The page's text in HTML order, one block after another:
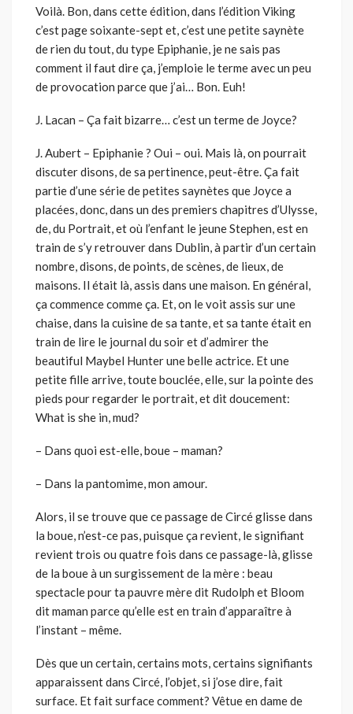
Voilà. Bon, dans cette édition, dans l’édition Viking
c’est page soixante-sept et, c’est une petite saynète
de rien du tout, du type Epiphanie, je ne sais pas
comment il faut dire ça, j’emploie le terme avec un peu
de provocation parce que j’ai… Bon. Euh!
J. Lacan – Ça fait bizarre… c’est un terme de Joyce?
J. Aubert – Epiphanie ? Oui – oui. Mais là, on pourrait
discuter disons, de sa pertinence, peut-être. Ça fait
partie d’une série de petites saynètes que Joyce a
placées, donc, dans un des premiers chapitres d’Ulysse,
de, du Portrait, et où l’enfant le jeune Stephen, est en
train de s’y retrouver dans Dublin, à partir d’un certain
nombre, disons, de points, de scènes, de lieux, de
maisons. Il était là, assis dans une maison. En général,
ça commence comme ça. Et, on le voit assis sur une
chaise, dans la cuisine de sa tante, et sa tante était en
train de lire le journal du soir et d’admirer the
beautiful Maybel Hunter une belle actrice. Et une
petite fille arrive, toute bouclée, elle, sur la pointe des
pieds pour regarder le portrait, et dit doucement:
What is she in, mud?
– Dans quoi est-elle, boue – maman?
– Dans la pantomime, mon amour.
Alors, il se trouve que ce passage de Circé glisse dans
la boue, n’est-ce pas, puisque ça revient, le signifiant
revient trois ou quatre fois dans ce passage-là, glisse
de la boue à un surgissement de la mère : beau
spectacle pour ta pauvre mère dit Rudolph et Bloom
dit maman parce qu’elle est en train d’apparaître à
l’instant – même.
Dès que un certain, certains mots, certains signifiants
apparaissent dans Circé, l’objet, si j’ose dire, fait
surface. Et fait surface comment? Vêtue en dame de